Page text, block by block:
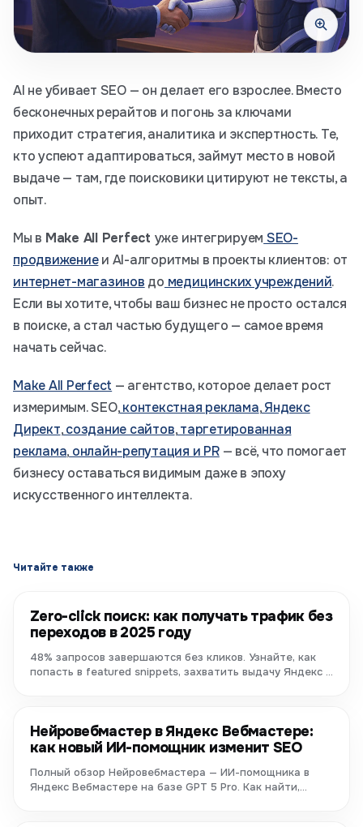
AI не убивает SEO — он делает его взрослее. Вместо
бесконечных рерайтов и погонь за ключами
приходит стратегия, аналитика и экспертность. Те,
кто успеют адаптироваться, займут место в новой
выдаче — там, где поисковики цитируют не тексты, а
опыт.
Мы в Make All Perfect уже интегрируем SEO-
продвижениеи AI-алгоритмы в проекты клиентов: от
интернет-магазинов до медицинских учреждений.
Если вы хотите, чтобы ваш бизнес не просто остался
в поиске, а стал частью будущего — самое время
начать сейчас.
Make All Perfect — агентство, которое делает рост
измеримым. SEO,контекстная реклама,Яндекс
Директ,создание сайтов,таргетированная
реклама, онлайн-репутация и PR— всё, что помогает
бизнесу оставаться видимым даже в эпоху
искусственного интеллекта.
Читайте также
Zero-click поиск: как получать трафик без
переходов в 2025 году
48% запросов завершаются без кликов. Узнайте, как
попасть в featured snippets, захватить выдачу Яндекс и
Нейровебмастер в Яндекс Вебмастере:
как новый ИИ-помощник изменит SEO
Полный обзор Нейровебмастера — ИИ-помощника в
Яндекс Вебмастере на базе GPT 5 Pro. Как найти,